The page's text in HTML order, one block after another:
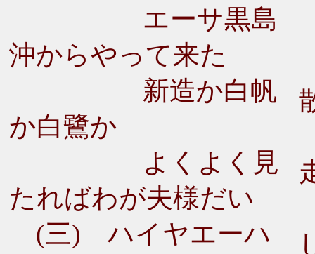
エーサ黒島
沖からやって来た
新造か白帆
か白鷺か
よくよく見
たればわが夫様だい
(三) ハイヤエーハ